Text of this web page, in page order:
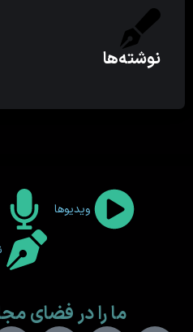
نوشته‌ها
ویدیوها
ما را در فضای